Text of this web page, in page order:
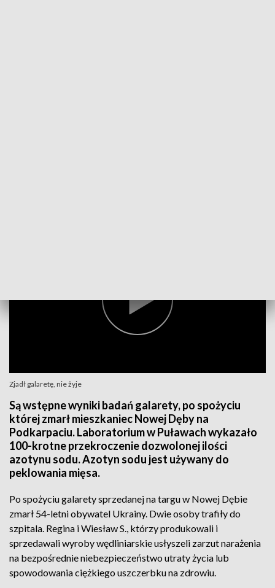
Zjadł galaretę, nie żyje
Są wstępne wyniki badań galarety, po spożyciu
której zmarł mieszkaniec Nowej Dęby na
Podkarpaciu. Laboratorium w Puławach wykazało
100-krotne przekroczenie dozwolonej ilości
azotynu sodu. Azotyn sodu jest używany do
peklowania mięsa.
Po spożyciu galarety sprzedanej na targu w Nowej Dębie
zmarł 54-letni obywatel Ukrainy. Dwie osoby trafiły do
szpitala. Regina i Wiesław S., którzy produkowali i
sprzedawali wyroby wędliniarskie usłyszeli zarzut narażenia
na bezpośrednie niebezpieczeństwo utraty życia lub
spowodowania ciężkiego uszczerbku na zdrowiu.